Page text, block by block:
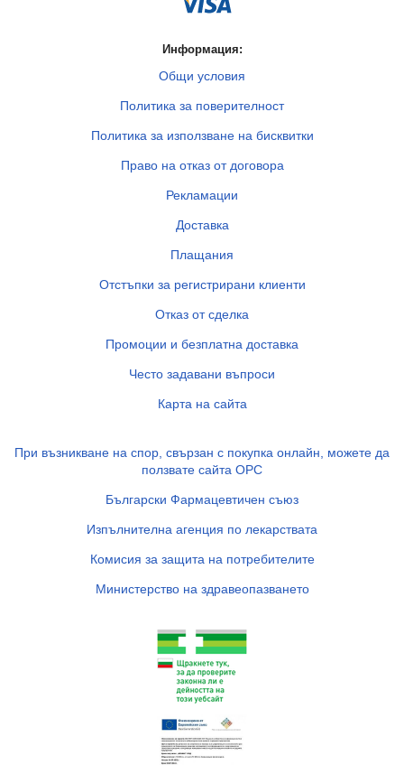
Информация:
Общи условия
Политика за поверителност
Политика за използване на бисквитки
Право на отказ от договора
Рекламации
Доставка
Плащания
Отстъпки за регистрирани клиенти
Отказ от сделка
Промоции и безплатна доставка
Често задавани въпроси
Карта на сайта
При възникване на спор, свързан с покупка онлайн, можете да
ползвате сайта ОРС
Български Фармацевтичен съюз
Изпълнителна агенция по лекарствата
Комисия за защита на потребителите
Министерство на здравеопазването